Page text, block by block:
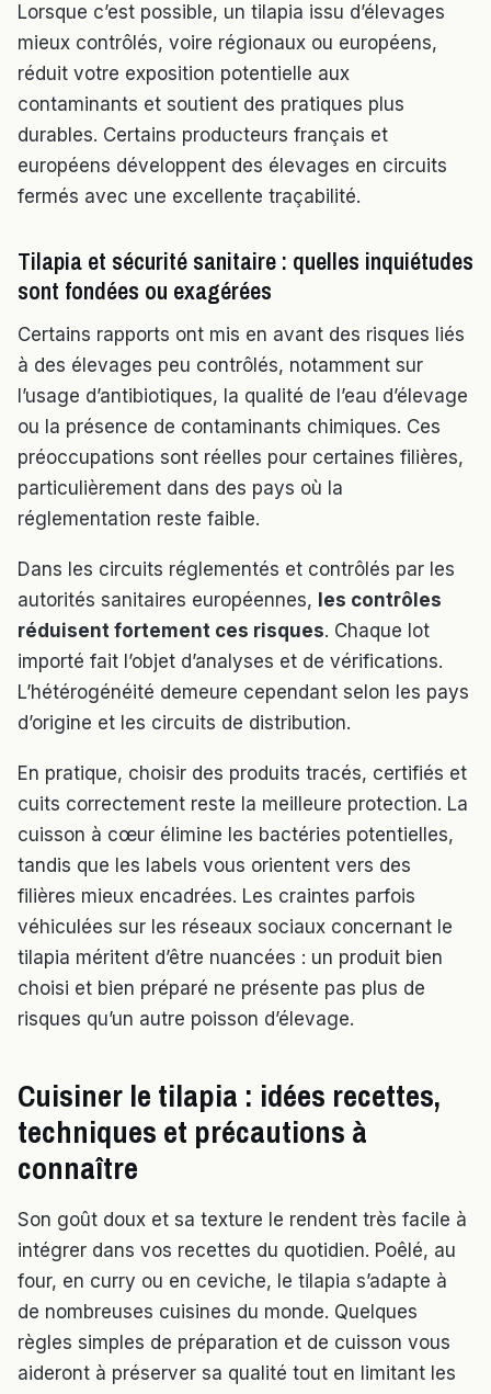
Lorsque c’est possible, un tilapia issu d’élevages
mieux contrôlés, voire régionaux ou européens,
réduit votre exposition potentielle aux
contaminants et soutient des pratiques plus
durables. Certains producteurs français et
européens développent des élevages en circuits
fermés avec une excellente traçabilité.
Tilapia et sécurité sanitaire : quelles inquiétudes
sont fondées ou exagérées
Certains rapports ont mis en avant des risques liés
à des élevages peu contrôlés, notamment sur
l’usage d’antibiotiques, la qualité de l’eau d’élevage
ou la présence de contaminants chimiques. Ces
préoccupations sont réelles pour certaines filières,
particulièrement dans des pays où la
réglementation reste faible.
Dans les circuits réglementés et contrôlés par les
autorités sanitaires européennes, les contrôles
réduisent fortement ces risques. Chaque lot
importé fait l’objet d’analyses et de vérifications.
L’hétérogénéité demeure cependant selon les pays
d’origine et les circuits de distribution.
En pratique, choisir des produits tracés, certifiés et
cuits correctement reste la meilleure protection. La
cuisson à cœur élimine les bactéries potentielles,
tandis que les labels vous orientent vers des
filières mieux encadrées. Les craintes parfois
véhiculées sur les réseaux sociaux concernant le
tilapia méritent d’être nuancées : un produit bien
choisi et bien préparé ne présente pas plus de
risques qu’un autre poisson d’élevage.
Cuisiner le tilapia : idées recettes,
techniques et précautions à
connaître
Son goût doux et sa texture le rendent très facile à
intégrer dans vos recettes du quotidien. Poêlé, au
four, en curry ou en ceviche, le tilapia s’adapte à
de nombreuses cuisines du monde. Quelques
règles simples de préparation et de cuisson vous
aideront à préserver sa qualité tout en limitant les